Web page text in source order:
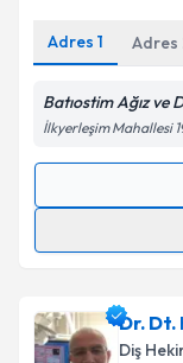
Adres 1 Adres
Batıostim Ağız ve
İlkyerleşim Mahallesi
Randevu
için bir takvim
Dr. Dt.
Diş